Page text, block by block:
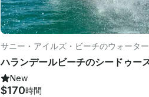
サニー・アイルズ・ビーチのウォーター
スポーツ
New
$170時間